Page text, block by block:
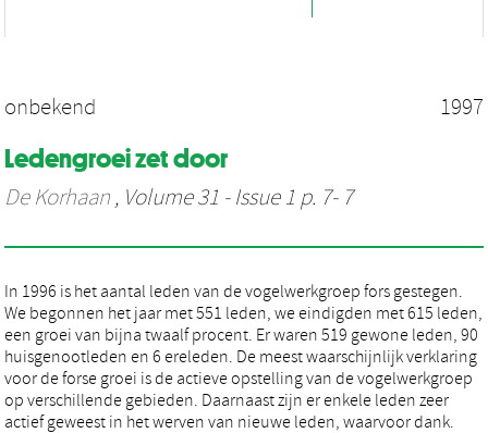
onbekend 1997
Ledengroei zet door
De Korhaan , Volume 31 - Issue 1 p. 7- 7
In 1996 is het aantal leden van de vogelwerkgroep fors gestegen.
We begonnen het jaar met 551 leden, we eindigden met 615 leden,
een groei van bijna twaalf procent. Er waren 519 gewone leden, 90
huisgenootleden en 6 ereleden. De meest waarschijnlijk verklaring
voor de forse groei is de actieve opstelling van de vogelwerkgroep
op verschillende gebieden. Daarnaast zijn er enkele leden zeer
actief geweest in het werven van nieuwe leden, waarvoor dank.